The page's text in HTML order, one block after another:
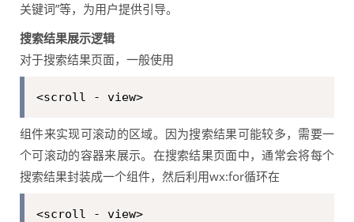
关键词”等，为用户提供引导。
搜索结果展示逻辑
对于搜索结果页面，一般使用
<scroll - view>
组件来实现可滚动的区域。因为搜索结果可能较多，需要一
个可滚动的容器来展示。在搜索结果页面中，通常会将每个
搜索结果封装成一个组件，然后利用wx:for循环在
<scroll - view>